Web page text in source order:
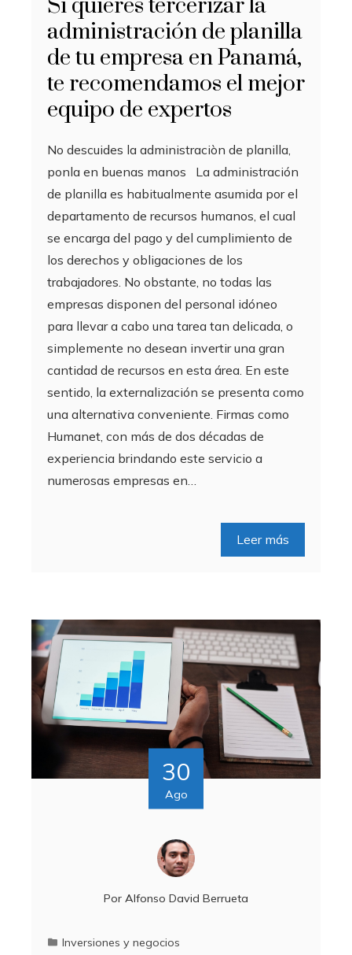
Si quieres tercerizar la
administración de planilla
de tu empresa en Panamá,
te recomendamos el mejor
equipo de expertos
No descuides la administraciòn de planilla,
ponla en buenas manos La administración
de planilla es habitualmente asumida por el
departamento de recursos humanos, el cual
se encarga del pago y del cumplimiento de
los derechos y obligaciones de los
trabajadores. No obstante, no todas las
empresas disponen del personal idóneo
para llevar a cabo una tarea tan delicada, o
simplemente no desean invertir una gran
cantidad de recursos en esta área. En este
sentido, la externalización se presenta como
una alternativa conveniente. Firmas como
Humanet, con más de dos décadas de
experiencia brindando este servicio a
numerosas empresas en…
Leer más
30
Ago
Por Alfonso David Berrueta
Inversiones y negocios